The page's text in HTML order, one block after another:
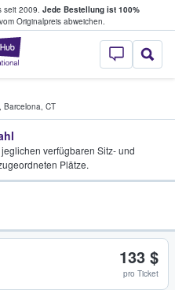
seit 2009. Jede Bestellung ist 100%
Originalpreis abweichen.
StubHub - Wo
, Barcelona, CT
verfügbaren Sitz- und
Plätze.
133 $
pro Ticket